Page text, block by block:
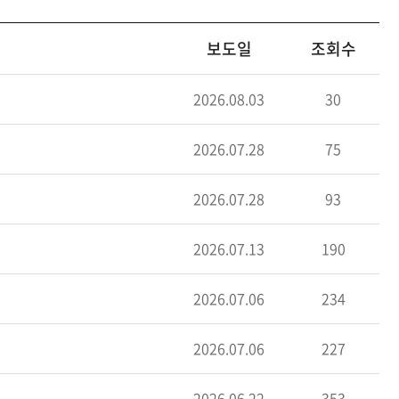
보도일 조회수
2026.08.03 30
2026.07.28 75
2026.07.28 93
2026.07.13 190
2026.07.06 234
2026.07.06 227